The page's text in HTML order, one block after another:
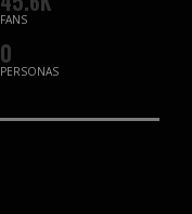
FANS
0
PERSONAS